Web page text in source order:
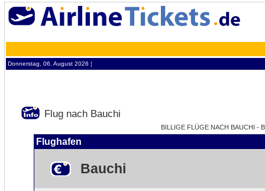
Donnerstag, 06. August 2026 ¦
Flug nach Bauchi
BILLIGE FLÜGE NACH BAUCHI -
Flughafen
Bauchi